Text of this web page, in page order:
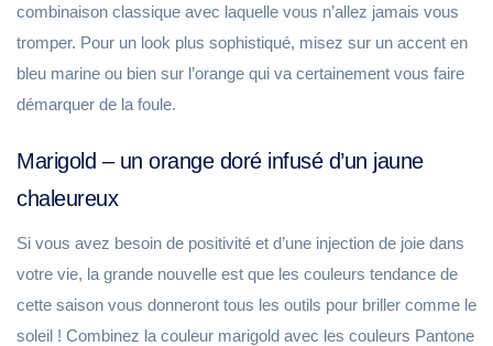
combinaison classique avec laquelle vous n’allez jamais vous
tromper. Pour un look plus sophistiqué, misez sur un accent en
bleu marine ou bien sur l’orange qui va certainement vous faire
démarquer de la foule.
Marigold – un orange doré infusé d’un jaune
chaleureux
Si vous avez besoin de positivité et d’une injection de joie dans
votre vie, la grande nouvelle est que les couleurs tendance de
cette saison vous donneront tous les outils pour briller comme le
soleil ! Combinez la couleur marigold avec les couleurs Pantone